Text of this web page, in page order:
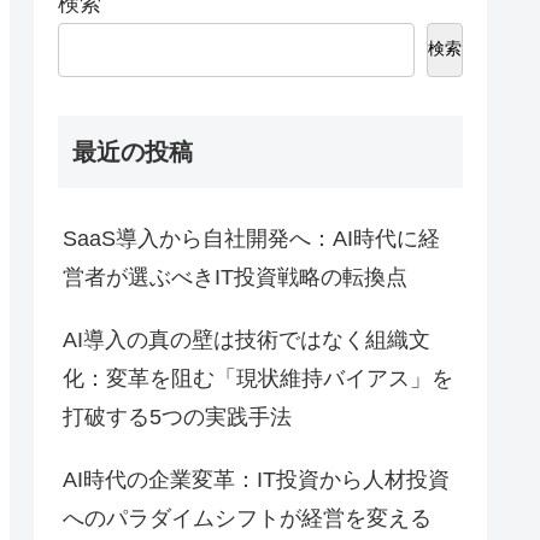
検索
最近の投稿
SaaS導入から自社開発へ：AI時代に経
営者が選ぶべきIT投資戦略の転換点
AI導入の真の壁は技術ではなく組織文
化：変革を阻む「現状維持バイアス」を
打破する5つの実践手法
AI時代の企業変革：IT投資から人材投資
へのパラダイムシフトが経営を変える